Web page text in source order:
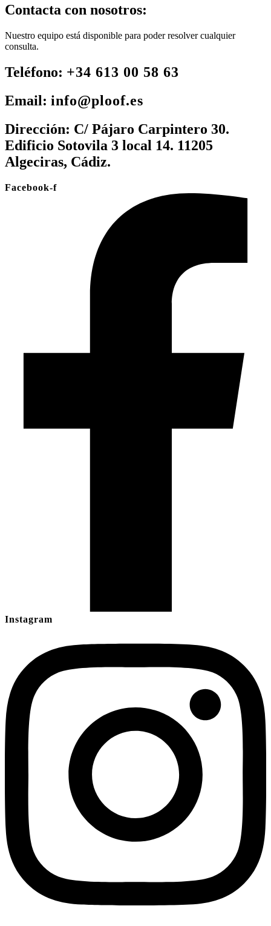
Contacta con nosotros:
Nuestro equipo está disponible para poder resolver cualquier
consulta.
Teléfono: +34 613 00 58 63
Email: info@ploof.es
Dirección: C/ Pájaro Carpintero 30.
Edificio Sotovila 3 local 14. 11205
Algeciras, Cádiz.
Facebook-f
Instagram